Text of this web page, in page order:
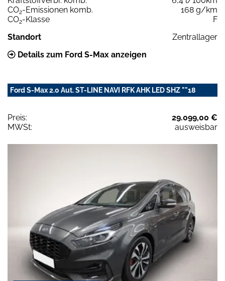
CO2-Emissionen komb.
168 g/km
CO2-Klasse
F
Standort
Zentrallager
Details zum Ford S-Max anzeigen
Ford S-Max 2.0 Aut. ST-LINE NAVI RFK AHK LED SHZ ""18
Preis:
29.099,00 €
MWSt:
ausweisbar